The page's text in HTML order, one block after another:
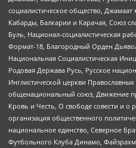
социалистическое общество,
Кабарды, Балкарии и Карачая, Союз
Буль, Национал-социалистическая
Формат-18, Благородный Орден
Национальная Социалистическая
Родовая Держава Русь, Русское
Инглистической церкви
общенациональный союз, Движение
Кровь и Честь, О свободе совести и
организация общественного
национальное единство, Северное
Футбольного Клуба Динамо,